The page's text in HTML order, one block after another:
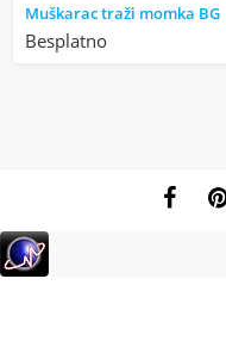
Muškarac traži momka BG
Besplatno